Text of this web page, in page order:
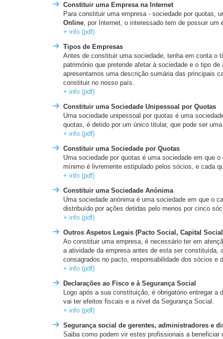
Constituir uma Empresa na Internet
Para constituir uma empresa - sociedade por quotas,
Online, por Internet, o interessado tem de possuir um
+ info (pdf)
Tipos de Empresas
Antes de constituir uma sociedade, tenha em conta o
património que pretende afetar à sociedade e o tipo
apresentamos uma descrição sumária das principais
constituir no nosso país.
+ info (pdf)
Constituir uma Sociedade Unipessoal por Quotas
Uma sociedade unipessoal por quotas é uma
quotas, é detido por um único titular, que pode ser
+ info (pdf)
Constituir uma Sociedade por Quotas
Uma sociedade por quotas é uma sociedade em que
mínimo é livremente estipulado pelos sócios, e cada
+ info (pdf)
Constituir uma Sociedade Anónima
Uma sociedade anónima é uma sociedade em que o
distribuído por ações detidas pelo menos por cinco
+ info (pdf)
Outros Aspetos Legais (Pacto Social, Capital
Ao constituir uma empresa, é necessário ter em
a atividade da empresa antes de esta ser
consagrados no pacto, responsabilidade dos sócios e
+ info (pdf)
Declarações ao Fisco e à Segurança Social
Logo após a sua constituição, é obrigatório entregar
vai ter efeitos fiscais e a nível da Segurança Social.
+ info (pdf)
Segurança social de gerentes, administradores e
Saiba como podem vir estes profissionais a beneficiar